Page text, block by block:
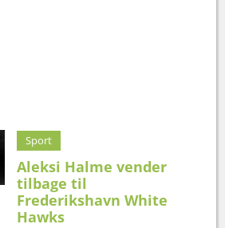
Sport
Aleksi Halme vender
tilbage til
Frederikshavn White
Hawks